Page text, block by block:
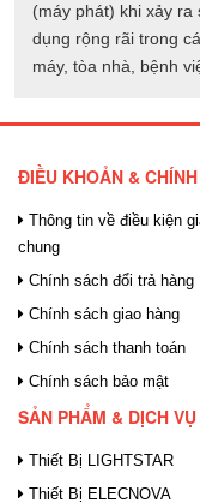
(máy phát) khi xảy
dụng rộng rãi trong
máy, tòa nhà, bệnh
ĐIỀU KHOẢN &
Thông tin về điều kiện
chung
Chính sách đổi trả hàng
Chính sách giao hàng
Chính sách thanh toán
Chính sách bảo mật
SẢN PHẨM & DỊCH VỤ
Thiết Bị LIGHTSTAR
Thiết Bị ELECNOVA